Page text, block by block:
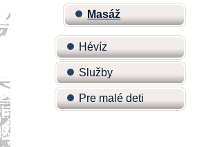
Masáž
Hévíz
Služby
Pre malé deti